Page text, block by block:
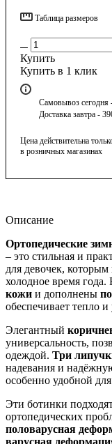
Таблица размеров
Купить
Купить в 1 клик
Самовывоз сегодня
Доставка завтра -
Цена действительна
в розничных магазинах
Описание
Ортопедические
– это стильная и
для девочек,
холодное время
кожи и дополнены
обеспечивает тепло
Элегантный
универсальность,
одеждой. Три
надевания и
особенно удобной
Эти ботинки
ортопедических
половарусная
варусная